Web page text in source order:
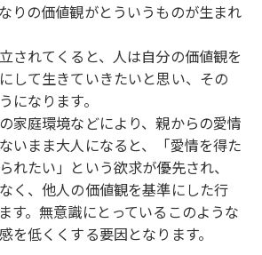
りの価値観がとういうものが生まれ
されてくると、人は自分の価値観を
して生きていきたいと思い、その
になります。
家庭環境などにより、親からの愛情
いまま大人になると、「愛情を得た
れたい」という欲求が優先され、
く、他人の価値観を基準にした行
す。無意識にとっているこのような
を低くくする要因となります。